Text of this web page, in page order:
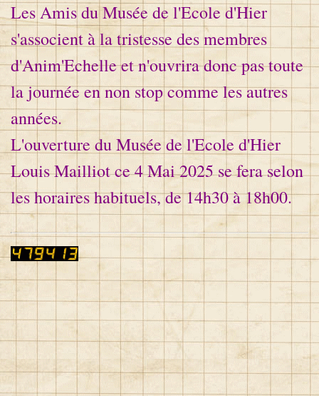
Les Amis du Musée de l'Ecole d'Hier
s'associent à la tristesse des membres
d'Anim'Echelle et n'ouvrira donc pas toute
la journée en non stop comme les autres
années.
L'ouverture du Musée de l'Ecole d'Hier
Louis Mailliot ce 4 Mai 2025 se fera selon
les horaires habituels, de 14h30 à 18h00.